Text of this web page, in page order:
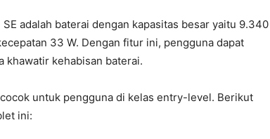
adalah baterai dengan kapasitas besar yaitu 9.340
33 W. Dengan fitur ini, pengguna dapat
khawatir kehabisan baterai.
untuk pengguna di kelas entry-level. Berikut
ini: